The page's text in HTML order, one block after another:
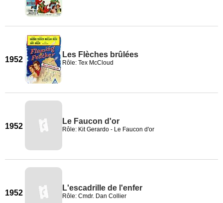
1952
Les Flèches brûlées
Rôle: Tex McCloud
1952
Le Faucon d'or
Rôle: Kit Gerardo - Le Faucon d'or
1952
L'escadrille de l'enfer
Rôle: Cmdr. Dan Collier